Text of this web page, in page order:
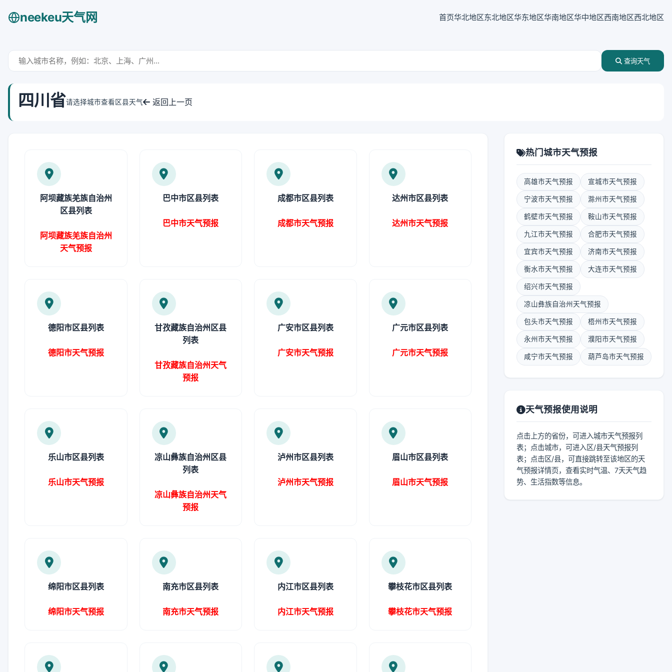
neekeu天气网 首页华北地区东北地区华东地区华南地区华中地区西南地区西北地区
查询天气
四川省请选择城市查看区县天气 返回上一页
阿坝藏族羌族自治州
区县列表
阿坝藏族羌族自治州
天气预报
巴中市区县列表
巴中市天气预报
成都市区县列表
成都市天气预报
达州市区县列表
达州市天气预报
德阳市区县列表
德阳市天气预报
甘孜藏族自治州区县
列表
甘孜藏族自治州天气
预报
广安市区县列表
广安市天气预报
广元市区县列表
广元市天气预报
乐山市区县列表
乐山市天气预报
凉山彝族自治州区县
列表
凉山彝族自治州天气
预报
泸州市区县列表
泸州市天气预报
眉山市区县列表
眉山市天气预报
绵阳市区县列表
绵阳市天气预报
南充市区县列表
南充市天气预报
内江市区县列表
内江市天气预报
攀枝花市区县列表
攀枝花市天气预报
热门城市天气预报
高雄市天气预报 宣城市天气预报
宁波市天气预报 滁州市天气预报
鹤壁市天气预报 鞍山市天气预报
九江市天气预报 合肥市天气预报
宜宾市天气预报 济南市天气预报
衡水市天气预报 大连市天气预报
绍兴市天气预报
凉山彝族自治州天气预报
包头市天气预报 梧州市天气预报
永州市天气预报 濮阳市天气预报
咸宁市天气预报 葫芦岛市天气预报
天气预报使用说明
点击上方的省份，可进入城市天气预报列
表；点击城市，可进入区/县天气预报列
表；点击区/县，可直接跳转至该地区的天
气预报详情页，查看实时气温、7天天气趋
势、生活指数等信息。